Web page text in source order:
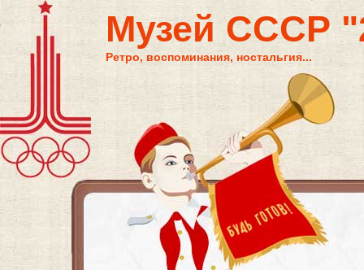
Музей СССР
Ретро, воспоминания, ностальгия...